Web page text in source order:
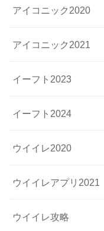
アイコニック2020
アイコニック2021
イーフト2023
イーフト2024
ウイイレ2020
ウイイレアプリ2021
ウイイレ攻略